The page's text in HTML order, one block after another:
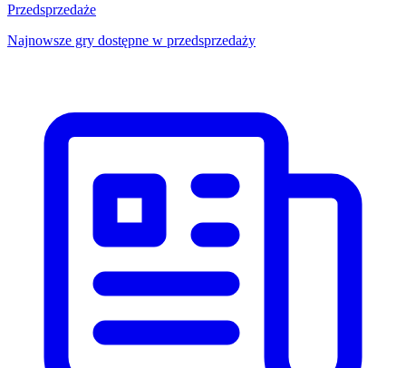
Przedsprzedaże
Najnowsze gry dostępne w przedsprzedaży